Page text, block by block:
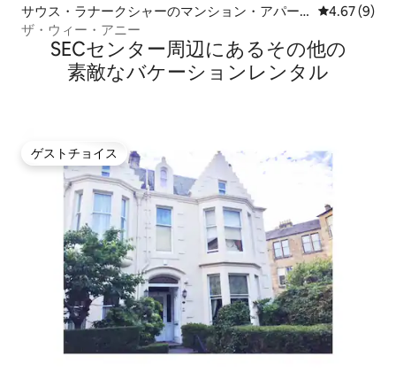
サウス・ラナークシャーのマンション・アパー
ト
レビュー9
4.67 (9)
ザ・ウィー・アニー
SECセンター⁠周⁠辺⁠に⁠あ⁠るそ⁠の⁠他⁠の
素⁠敵⁠なバ⁠ケ⁠ー⁠シ⁠ョ⁠ン⁠レ⁠ン⁠タ⁠ル
ゲストチョイス
ゲストチョイス